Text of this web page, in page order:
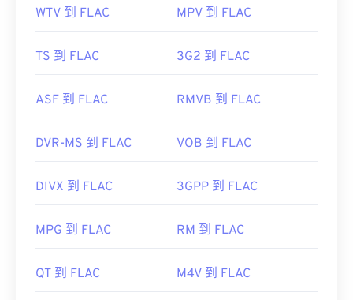
WTV 到 FLAC MPV 到 FLAC
TS 到 FLAC 3G2 到 FLAC
ASF 到 FLAC RMVB 到 FLAC
DVR-MS 到 FLAC VOB 到 FLAC
DIVX 到 FLAC 3GPP 到 FLAC
MPG 到 FLAC RM 到 FLAC
QT 到 FLAC M4V 到 FLAC